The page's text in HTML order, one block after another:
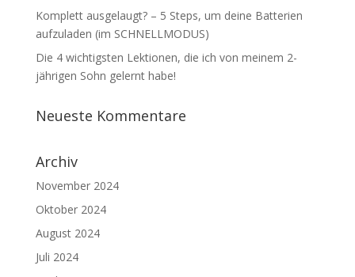
Komplett ausgelaugt? – 5 Steps, um deine Batterien
aufzuladen (im SCHNELLMODUS)
Die 4 wichtigsten Lektionen, die ich von meinem 2-
jährigen Sohn gelernt habe!
Neueste Kommentare
Archiv
November 2024
Oktober 2024
August 2024
Juli 2024